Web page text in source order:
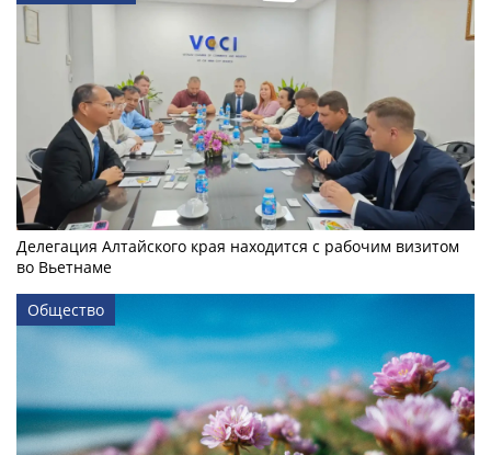
Делегация Алтайского края находится с рабочим визитом
во Вьетнаме
Общество